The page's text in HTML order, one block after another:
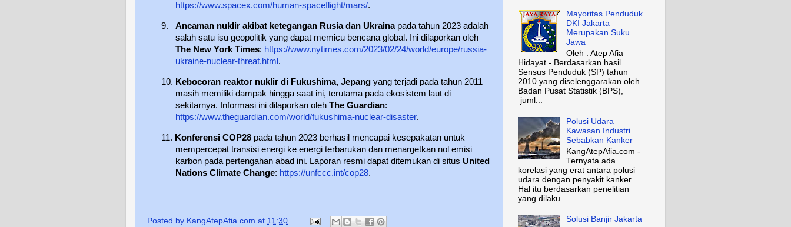
https://www.spacex.com/human-spaceflight/mars/.
9. Ancaman nuklir akibat ketegangan Rusia dan Ukrainapada tahun 2023 adalah
salah satu isu geopolitik yang dapat memicu bencana global. Ini dilaporkan oleh
The New York Times: https://www.nytimes.com/2023/02/24/world/europe/russia-
ukraine-nuclear-threat.html .
10. Kebocoran reaktor nuklir di Fukushima, Jepang yang terjadi pada tahun 2011
masih memiliki dampak hingga saat ini, terutama pada ekosistem laut di
sekitarnya. Informasi ini dilaporkan oleh The Guardian:
https://www.theguardian.com/world/fukushima-nuclear-disaster.
11. Konferensi COP28 pada tahun 2023 berhasil mencapai kesepakatan untuk
mempercepat transisi energi ke energi terbarukan dan menargetkan nol emisi
karbon pada pertengahan abad ini. Laporan resmi dapat ditemukan di situs United
Nations Climate Change: https://unfccc.int/cop28.
Posted by KangAtepAfia.com at 11:30
Mayoritas Penduduk
DKI Jakarta
Merupakan Suku
Jawa
Oleh : Atep Afia
Hidayat - Berdasarkan hasil
Sensus Penduduk (SP) tahun
2010 yang diselenggarakan oleh
Badan Pusat Statistik (BPS),
juml...
Polusi Udara
Kawasan Industri
Sebabkan Kanker
KangAtepAfia.com -
Ternyata ada
korelasi yang erat antara polusi
udara dengan penyakit kanker.
Hal itu berdasarkan penelitian
yang dilaku...
Solusi Banjir Jakarta